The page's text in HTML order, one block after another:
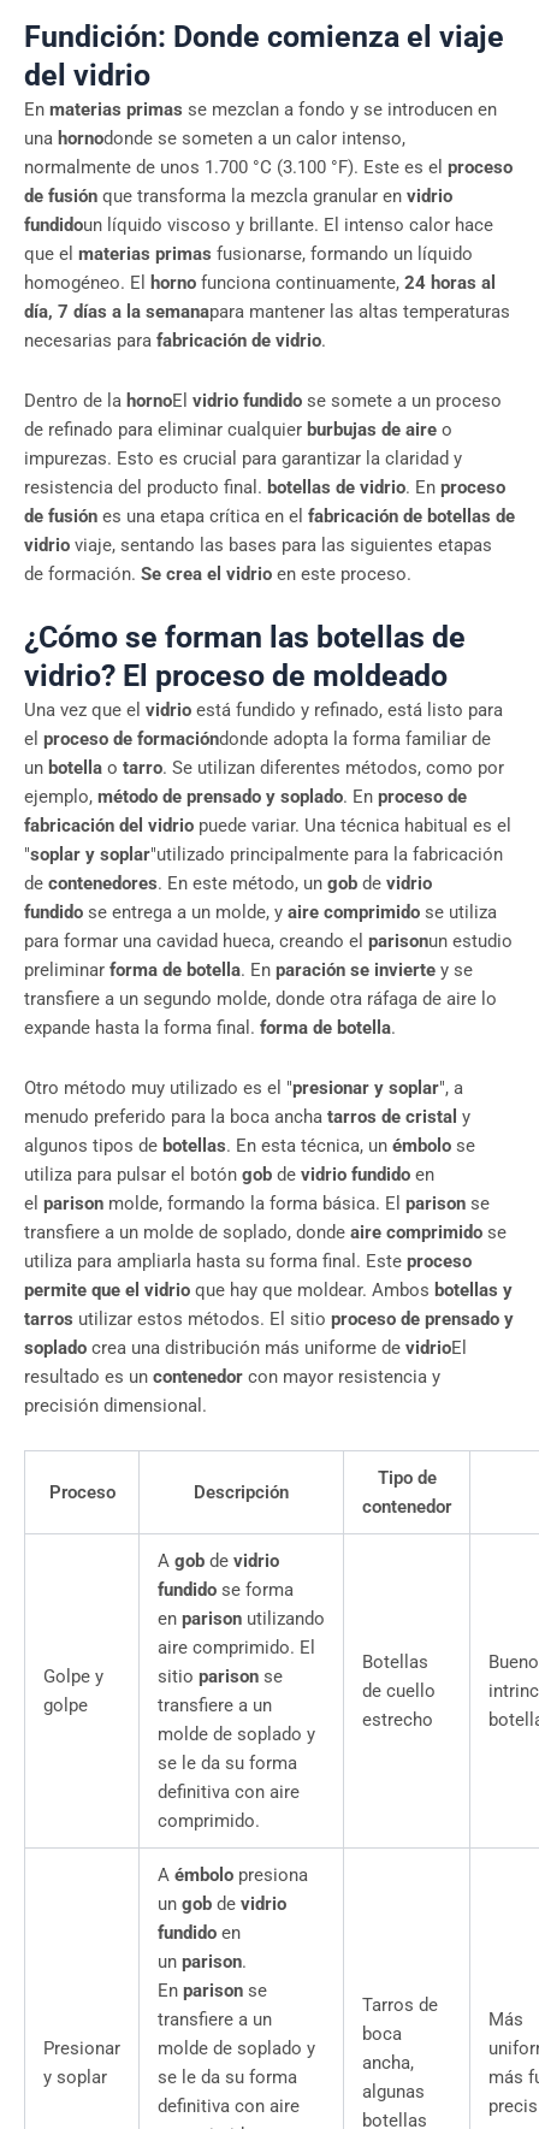
Fundición: Donde comienza el viaje
del vidrio
En materias primas se mezclan a fondo y se introducen en
una hornodonde se someten a un calor intenso,
normalmente de unos 1.700 °C (3.100 °F). Este es el proceso
de fusión que transforma la mezcla granular en vidrio
fundidoun líquido viscoso y brillante. El intenso calor hace
que el materias primas fusionarse, formando un líquido
homogéneo. El
horno funciona continuamente, 24 horas al
día, 7 días a la semanapara mantener las altas temperaturas
necesarias para fabricación de vidrio.
Dentro de la hornoEl vidrio fundido se somete a un proceso
de refinado para eliminar cualquier burbujas de aire o
impurezas. Esto es crucial para garantizar la claridad y
resistencia del producto final. botellas de vidrio. En proceso
de fusión es una etapa crítica en el fabricación de botellas de
vidrio viaje, sentando las bases para las siguientes etapas
de formación. Se crea el vidrio en este proceso.
¿Cómo se forman las botellas de
vidrio? El proceso de moldeado
Una vez que el vidrio está fundido y refinado, está listo para
el proceso de formacióndonde adopta la forma familiar de
un botella o tarro. Se utilizan diferentes métodos, como por
ejemplo, método de prensado y soplado. En proceso de
fabricación del vidrio puede variar. Una técnica habitual es el
"soplar y soplar"utilizado principalmente para la fabricación
de contenedores. En este método, un gob de vidrio
fundido se entrega a un molde, y aire comprimido se utiliza
para formar una cavidad hueca, creando el parisonun estudio
preliminar forma de botella. En paración se invierte y se
transfiere a un segundo molde, donde otra ráfaga de aire lo
expande hasta la forma final. forma de botella.
Otro método muy utilizado es el "presionar y soplar", a
menudo preferido para la boca ancha tarros de cristal y
algunos tipos de botellas. En esta técnica, un émbolo se
utiliza para pulsar el botón gob de vidrio fundido en
el parison molde, formando la forma básica. El parison se
transfiere a un molde de soplado, donde aire comprimido se
utiliza para ampliarla hasta su forma final. Este proceso
permite que el vidrio que hay que moldear. Ambos botellas y
tarros utilizar estos métodos. El sitio proceso de prensado y
soplado crea una distribución más uniforme de vidrioEl
resultado es un contenedor con mayor resistencia y
precisión dimensional.
Proceso Descripción
Tipo de
contenedor
Golpe y
golpe
A gobde vidrio
fundidose forma
en parisonutilizando
aire comprimido. El
sitio parisonse
transfiere a un
molde de soplado y
se le da su forma
definitiva con aire
comprimido.
Botellas
de cuello
estrecho
Presionar
y soplar
A émbolopresiona
un gobde vidrio
fundidoen
un parison.
En parisonse
transfiere a un
molde de soplado y
se le da su forma
definitiva con aire
Tarros de
boca
ancha,
algunas
botellas
Más
más